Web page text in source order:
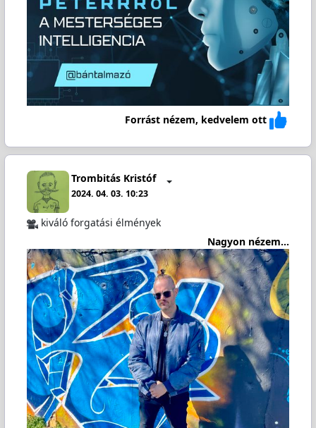
Forrást nézem, kedvelem ott
Trombitás Kristóf
2024. 04. 03. 10:23
kiváló forgatási élmények
Nagyon nézem...